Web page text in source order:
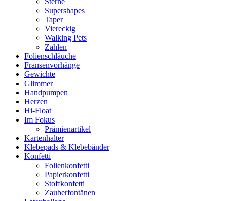
Supershapes
Taper
Viereckig
Walking Pets
Zahlen
Folienschläuche
Fransenvorhänge
Gewichte
Glimmer
Handpumpen
Herzen
Hi-Float
Im Fokus
Prämienartikel
Kartenhalter
Klebepads & Klebebänder
Konfetti
Folienkonfetti
Papierkonfetti
Stoffkonfetti
Zauberfontänen